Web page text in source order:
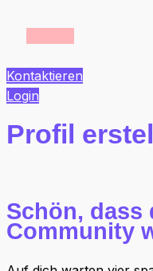
Kontaktieren
Login
Profil
Schön, dass
Community